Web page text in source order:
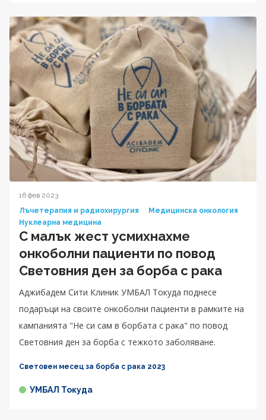
16 фев 2023
Лъчетерапия и радиохирургия
Медицинска онкология
Нуклеарна медицина
С малък жест усмихнахме
онкоболни пациенти по повод
Световния ден за борба с рака
Аджибадем Сити Клиник УМБАЛ Токуда поднесе
подаръци на своите онкоболни пациенти в рамките на
кампанията "Не си сам в борбата с рака" по повод
Световния ден за борба с тежкото заболяване.
Световен месец за борба с рака 2023
УМБАЛ Токуда